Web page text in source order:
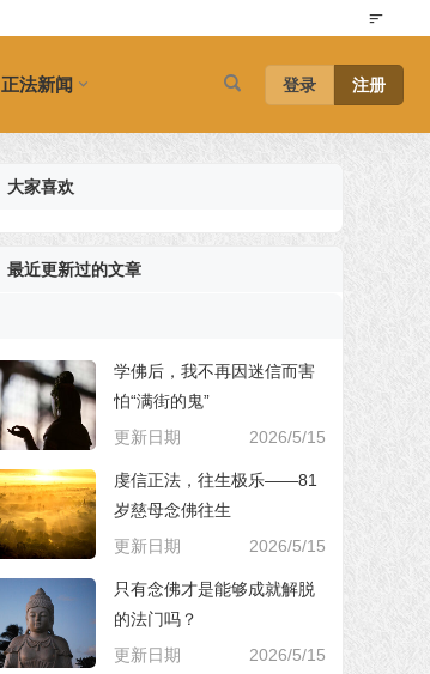
正法新闻 登录 注册
大家喜欢
最近更新过的文章
学佛后，我不再因迷信而害
怕“满街的鬼”
更新日期
2026/5/15
虔信正法，往生极乐——81
岁慈母念佛往生
更新日期
2026/5/15
只有念佛才是能够成就解脱
的法门吗？
更新日期
2026/5/15